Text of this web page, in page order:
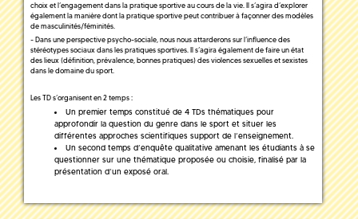
choix et l’engagement dans la pratique sportive au cours de la vie. Il s’agira d’explorer
également la manière dont la pratique sportive peut contribuer à façonner des modèles
de masculinités/féminités.
- Dans une perspective psycho-sociale, nous nous attarderons sur l’influence des
stéréotypes sociaux dans les pratiques sportives. Il s’agira également de faire un état
des lieux (définition, prévalence, bonnes pratiques) des violences sexuelles et sexistes
dans le domaine du sport.
Les TD s’organisent en 2 temps :
Un premier temps constitué de 4 TDs thématiques pour
approfondir la question du genre dans le sport et situer les
différentes approches scientifiques support de l’enseignement.
Un second temps d’enquête qualitative amenant les étudiants à se
questionner sur une thématique proposée ou choisie, finalisé par la
présentation d’un exposé oral.